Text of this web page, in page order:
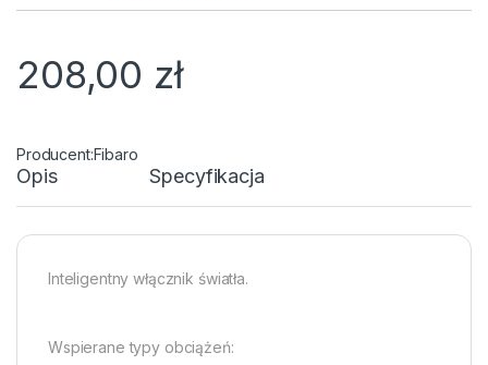
208,00 zł
Fibaro
Opis Specyfikacja
Inteligentny włącznik światła.
Wspierane typy obciążeń: